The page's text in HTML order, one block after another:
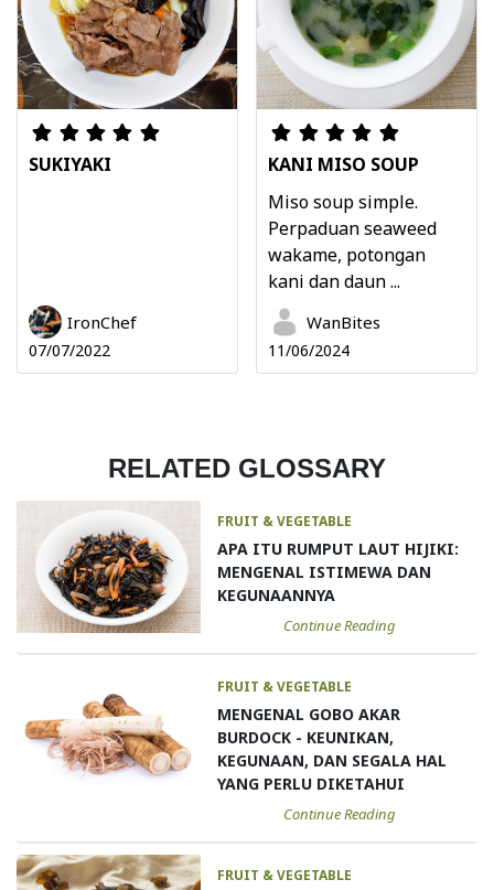
SUKIYAKI
IronChef
07/07/2022
KANI MISO SOUP
Miso soup simple.
Perpaduan seaweed
wakame, potongan
kani dan daun ...
WanBites
11/06/2024
RELATED GLOSSARY
FRUIT & VEGETABLE
APA ITU RUMPUT LAUT HIJIKI:
MENGENAL ISTIMEWA DAN
KEGUNAANNYA
Continue Reading
FRUIT & VEGETABLE
MENGENAL GOBO AKAR
BURDOCK - KEUNIKAN,
KEGUNAAN, DAN SEGALA HAL
YANG PERLU DIKETAHUI
Continue Reading
FRUIT & VEGETABLE